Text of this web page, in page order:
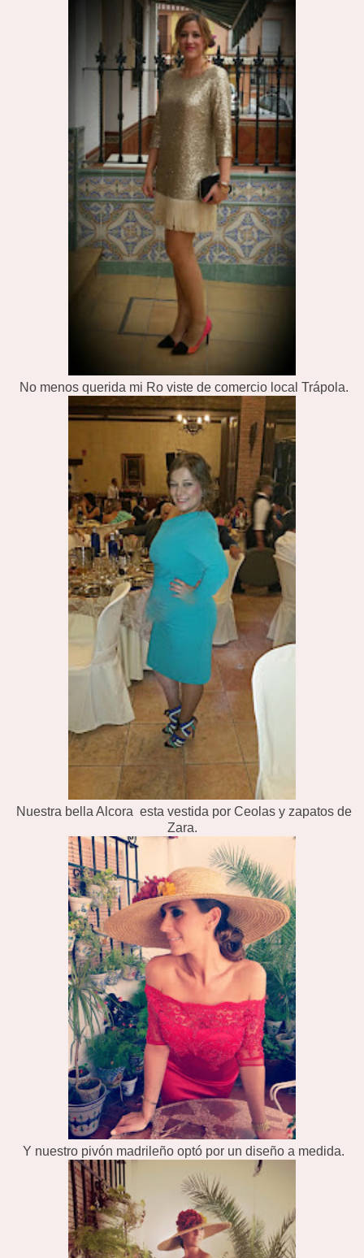
No menos querida mi Ro viste de comercio local Trápola.
Nuestra bella Alcora esta vestida por Ceolas y zapatos de
Zara.
Y nuestro pivón madrileño optó por un diseño a medida.